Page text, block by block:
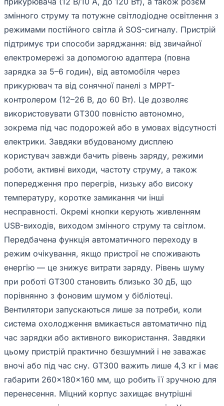
змінного струму та потужне світлодіодне освітлення з
режимами постійного світла й SOS-сигналу. Пристрій
підтримує три способи заряджання: від звичайної
електромережі за допомогою адаптера (повна
зарядка за 5–6 годин), від автомобіля через
прикурювач та від сонячної панелі з MPPT-
контролером (12–26 В, до 60 Вт). Це дозволяє
використовувати GT300 повністю автономно,
зокрема під час подорожей або в умовах відсутності
електрики. Завдяки вбудованому дисплею
користувач завжди бачить рівень заряду, режими
роботи, активні виходи, частоту струму, а також
попередження про перегрів, низьку або високу
температуру, коротке замикання чи інші
несправності. Окремі кнопки керують живленням
USB-виходів, виходом змінного струму та світлом.
Передбачена функція автоматичного переходу в
режим очікування, якщо пристрої не споживають
енергію — це знижує витрати заряду. Рівень шуму
при роботі GT300 становить близько 30 дБ, що
порівнянно з фоновим шумом у бібліотеці.
Вентилятори запускаються лише за потреби, коли
система охолодження вмикається автоматично під
час зарядки або активного використання. Завдяки
цьому пристрій практично безшумний і не заважає
вночі або під час сну. GT300 важить лише 4,3 кг і має
габарити 260×180×160 мм, що робить її зручною для
перенесення. Міцний корпус захищає внутрішні